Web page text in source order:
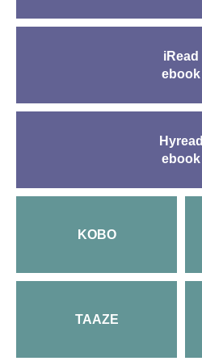
iRead
ebook
Hyread
ebook
KOBO
TAAZE